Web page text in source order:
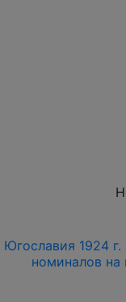
Югославия 1924
номиналов на